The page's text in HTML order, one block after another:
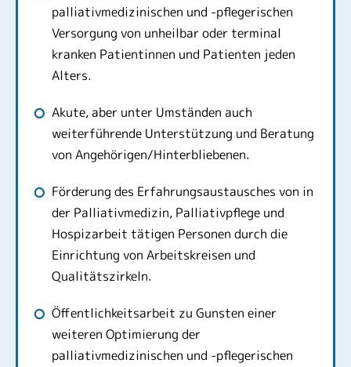
palliativmedizinischen und -pflegerischen
Versorgung von unheilbar oder terminal
kranken Patientinnen und Patienten jeden
Alters.
Akute, aber unter Umständen auch
weiterführende Unterstützung und Beratung
von Angehörigen/Hinterbliebenen.
Förderung des Erfahrungsaustausches von in
der Palliativmedizin, Palliativpflege und
Hospizarbeit tätigen Personen durch die
Einrichtung von Arbeitskreisen und
Qualitätszirkeln.
Öffentlichkeitsarbeit zu Gunsten einer
weiteren Optimierung der
palliativmedizinischen und -pflegerischen